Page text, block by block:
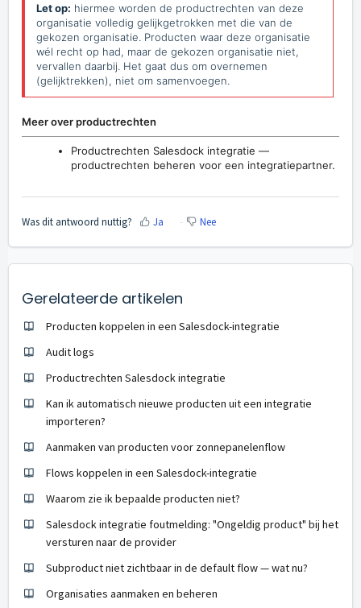
Let op: hiermee worden de productrechten van deze
organisatie volledig gelijkgetrokken met die van de
gekozen organisatie. Producten waar deze organisatie
wél recht op had, maar de gekozen organisatie niet,
vervallen daarbij. Het gaat dus om overnemen
(gelijktrekken), niet om samenvoegen.
Meer over productrechten
Productrechten Salesdock integratie —
productrechten beheren voor een integratiepartner.
Was dit antwoord nuttig? Ja Nee
Gerelateerde artikelen
Producten koppelen in een Salesdock-integratie
Audit logs
Productrechten Salesdock integratie
Kan ik automatisch nieuwe producten uit een integratie
importeren?
Aanmaken van producten voor zonnepanelenflow
Flows koppelen in een Salesdock-integratie
Waarom zie ik bepaalde producten niet?
Salesdock integratie foutmelding: "Ongeldig product" bij het
versturen naar de provider
Subproduct niet zichtbaar in de default flow — wat nu?
Organisaties aanmaken en beheren